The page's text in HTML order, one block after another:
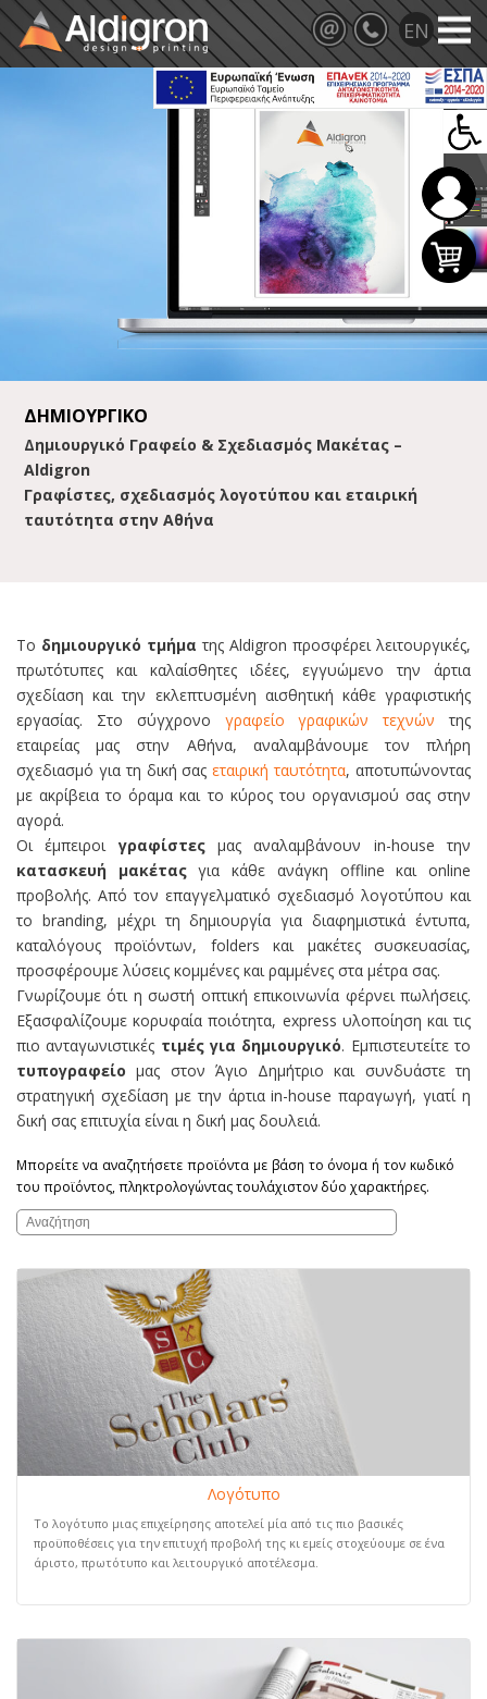
ΔΗΜΙΟΥΡΓΙΚΟ
Δημιουργικό Γραφείο & Σχεδιασμός Μακέτας –
Aldigron
Γραφίστες, σχεδιασμός λογοτύπου και εταιρική
ταυτότητα στην Αθήνα
Το δημιουργικό τμήμα της Aldigron προσφέρει λειτουργικές,
πρωτότυπες και καλαίσθητες ιδέες, εγγυώμενο την άρτια
σχεδίαση και την εκλεπτυσμένη αισθητική κάθε γραφιστικής
εργασίας. Στο σύγχρονο γραφείο γραφικών τεχνών της
εταιρείας μας στην Αθήνα, αναλαμβάνουμε τον πλήρη
σχεδιασμό για τη δική σαςεταιρική ταυτότητα, αποτυπώνοντας
με ακρίβεια το όραμα και το κύρος του οργανισμού σας στην
αγορά.
Οι έμπειροι γραφίστεςμας αναλαμβάνουν in-house την
κατασκευή μακέταςγια κάθε ανάγκη offline και online
προβολής. Από τον επαγγελματικό σχεδιασμό λογοτύπου και
το branding, μέχρι τη δημιουργία γιαδιαφημιστικά έντυπα,
καταλόγους προϊόντων, folders και μακέτες συσκευασίας,
προσφέρουμε λύσεις κομμένες και ραμμένες στα μέτρα σας.
Γνωρίζουμε ότι η σωστή οπτική επικοινωνία φέρνει πωλήσεις.
Εξασφαλίζουμε κορυφαία ποιότητα, express υλοποίηση και τις
πιο ανταγωνιστικές τιμές για δημιουργικό. Εμπιστευτείτε το
τυπογραφείο μας στον Άγιο Δημήτριο και συνδυάστε τη
στρατηγική σχεδίαση με την άρτια in-house παραγωγή, γιατί η
δική σας επιτυχία είναι η δική μας δουλειά.
Μπορείτε να αναζητήσετε προϊόντα με βάση το όνομα ή τον κωδικό
του προϊόντος, πληκτρολογώντας τουλάχιστον δύο χαρακτήρες.
Λογότυπο
Το λογότυπο μιας επιχείρησης αποτελεί μία από τις πιο βασικές
προϋποθέσεις για την επιτυχή προβολή της κι εμείς στοχεύουμε σε ένα
άριστο, πρωτότυπο και λειτουργικό αποτέλεσμα.